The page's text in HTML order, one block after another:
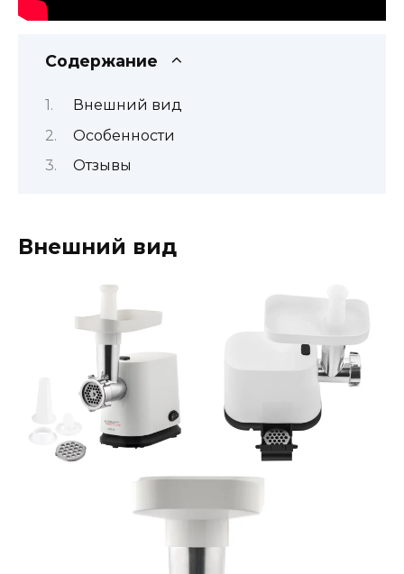
Содержание
Внешний вид
Особенности
Отзывы
Внешний вид